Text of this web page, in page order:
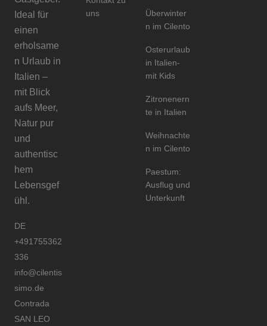
Ideal für
einen
erholsame
n Urlaub in
Italien –
mit Blick
aufs Meer,
Natur pur
und
authentisc
hem
Lebensgef
ühl.
DE
+491755362
336
info@cilentis
simo.de
Contrada
SAN LEO
uns
Überwinter
n im Cilento
Osterurlaub
in Italien-
mit Kids
Zitronenern
te in Italien
Weihnachte
n im Cilento
Paestum:
Ausflug und
Unterkunft